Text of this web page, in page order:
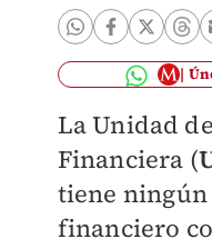
La Unidad
Financiera (
tiene ningún
financiero